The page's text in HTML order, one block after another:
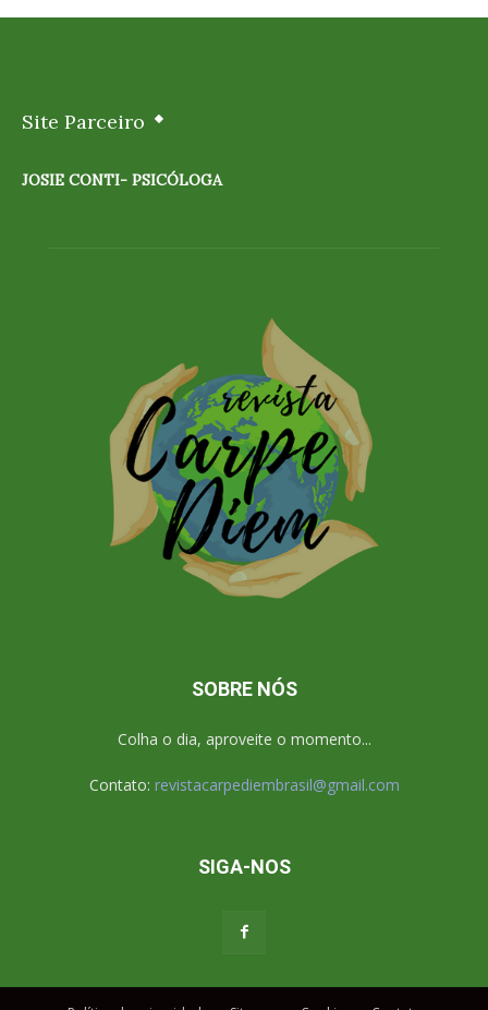
Site Parceiro
JOSIE CONTI- PSICÓLOGA
SOBRE NÓS
Colha o dia, aproveite o momento...
Contato: revistacarpediembrasil@gmail.com
SIGA-NOS